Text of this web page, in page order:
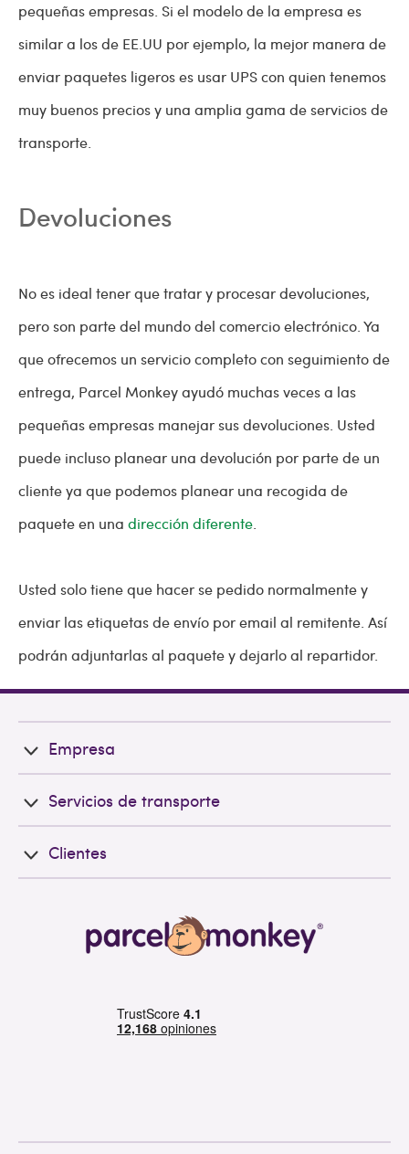
pequeñas empresas. Si el modelo de la empresa es
similar a los de EE.UU por ejemplo, la mejor manera de
enviar paquetes ligeros es usar UPS con quien tenemos
muy buenos precios y una amplia gama de servicios de
transporte.
Devoluciones
No es ideal tener que tratar y procesar devoluciones,
pero son parte del mundo del comercio electrónico. Ya
que ofrecemos un servicio completo con seguimiento de
entrega, Parcel Monkey ayudó muchas veces a las
pequeñas empresas manejar sus devoluciones. Usted
puede incluso planear una devolución por parte de un
cliente ya que podemos planear una recogida de
paquete en una dirección diferente
Usted solo tiene que hacer se pedido normalmente y
enviar las etiquetas de envío por email al remitente. Así
podrán adjuntarlas al paquete y dejarlo al repartidor.
Empresa
Servicios de transporte
Clientes